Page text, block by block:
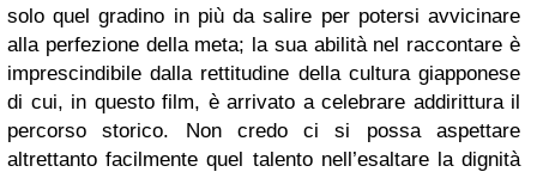
solo quel gradino in più da salire per potersi avvicinare
alla perfezione della meta; la sua abilità nel raccontare è
imprescindibile dalla rettitudine della cultura giapponese
di cui, in questo film, è arrivato a celebrare addirittura il
percorso storico. Non credo ci si possa aspettare
altrettanto facilmente quel talento nell’esaltare la dignità